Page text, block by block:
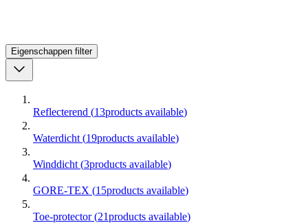
Eigenschappen filter
Reflecterend (13products available)
Waterdicht (19products available)
Winddicht (3products available)
GORE-TEX (15products available)
Toe-protector (21products available)